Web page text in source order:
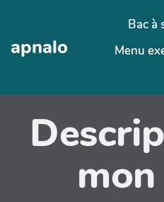
Aller au contenu principal
apnalo
Bac à
Menu